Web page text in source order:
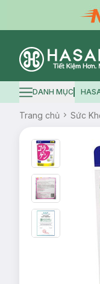
Logo
Hamburger icon
DANH MỤC
Trang chủ Sức